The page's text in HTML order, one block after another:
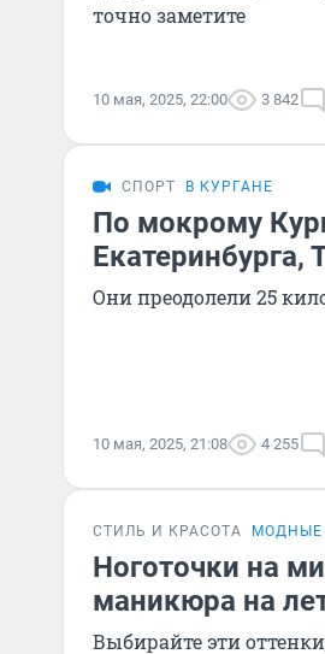
точно заметите
10 мая, 2025, 22:00 3 842
СПОРТ В КУРГАНЕ
По мокрому
Они преодолели 25
10 мая, 2025, 21:08 4 255
СТИЛЬ И КРАСОТА МОДНЫЕ
Ноготочки на
маникюра на
Выбирайте эти